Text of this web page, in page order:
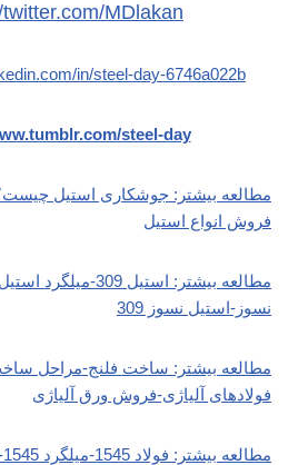
MDlakan
in/steel-day-6746a022b/
steel-day
مطالعه بیشتر: جوشکاری استیل
فروش انواع استیل
نسوز-استیل نسوز 309
مطالعه بیشتر: ساخت فلنج-مراحل ساخت
فولادهای آلیاژی-فروش ورق آلیاژی